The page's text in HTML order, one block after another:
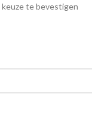
keuze te bevestigen